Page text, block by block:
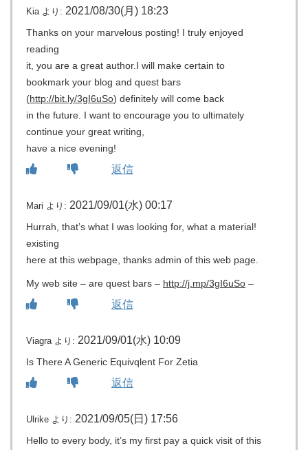
Kia より: 2021/08/30(月) 18:23
Thanks on your marvelous posting! I truly enjoyed
reading
it, you are a great author.I will make certain to
bookmark your blog and quest bars
(http://bit.ly/3gI6uSo) definitely will come back
in the future. I want to encourage you to ultimately
continue your great writing,
have a nice evening!
返信
Mari より: 2021/09/01(水) 00:17
Hurrah, that’s what I was looking for, what a material!
existing
here at this webpage, thanks admin of this web page.
My web site – are quest bars – http://j.mp/3gI6uSo –
返信
Viagra より: 2021/09/01(水) 10:09
Is There A Generic Equivqlent For Zetia
返信
Ulrike より: 2021/09/05(日) 17:56
Hello to every body, it’s my first pay a quick visit of this